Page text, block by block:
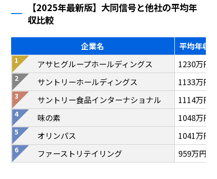
【2025年最新版】大同信号と他社の平均年
収比較
企業名
平均年収
アサヒグループホールディングス
1230万円
サントリーホールディングス
1133万円
サントリー食品インターナショナル
1114万円
味の素
1048万円
オリンパス
1041万円
ファーストリテイリング
959万円